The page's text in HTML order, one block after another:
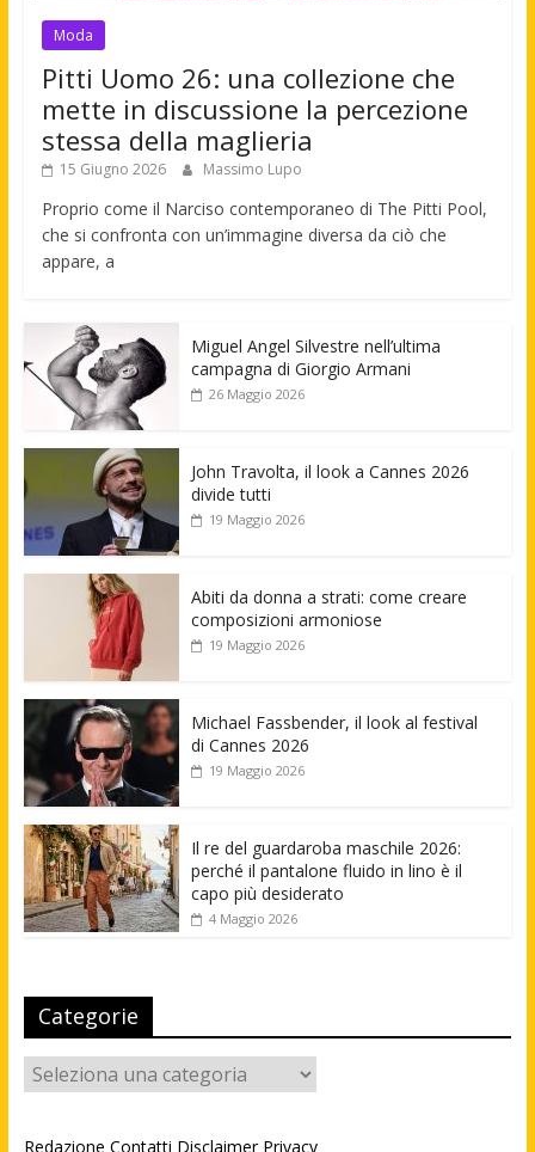
Moda
Pitti Uomo 26: una collezione che
mette in discussione la percezione
stessa della maglieria
15 Giugno 2026 Massimo Lupo
Proprio come il Narciso contemporaneo di The Pitti Pool,
che si confronta con un’immagine diversa da ciò che
appare, a
Miguel Angel Silvestre nell’ultima
campagna di Giorgio Armani
26 Maggio 2026
John Travolta, il look a Cannes 2026
divide tutti
19 Maggio 2026
Abiti da donna a strati: come creare
composizioni armoniose
19 Maggio 2026
Michael Fassbender, il look al festival
di Cannes 2026
19 Maggio 2026
Il re del guardaroba maschile 2026:
perché il pantalone fluido in lino è il
capo più desiderato
4 Maggio 2026
Categorie
Categorie
Redazione Contatti Disclaimer Privacy